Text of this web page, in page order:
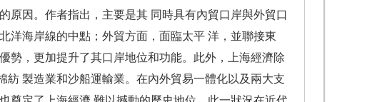
原因。作者指出，主要是其 同時具有內貿口岸與外貿口
洋海岸線的中點；外貿方面，面臨太平 洋，並聯接東
勢，更加提升了其口岸地位和功能。此外，上海經濟除
製造業和沙船運輸業。在內外貿易一體化以及兩大支